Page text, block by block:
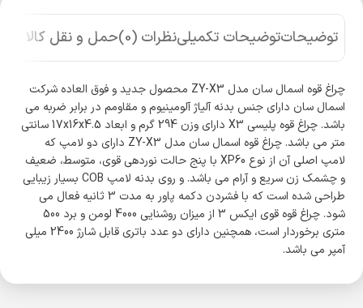
توضیحاتتوضیحات تکمیلینظرات (0) حمل و نقل کالا
چراغ قوه اسمال سان مدل ZY-X3 محصول جدید و فوق العاده شرکت
اسمال سان دارای جنس بدنه آلیاژ آلومینیوم و مقاومم در برابر ضربه می
باشد. چراغ قوه پلیسی X3 دارای وزن 294 گرم و ابعاد 17x16x4.5 سانتی
متر می باشد. چراغ قوه اسمال سان مدل ZY-X3 دارای دو لامپ که
لامپ اصلی آن از نوع XP60 با پنج حالت نوردهی قوی، متوسط، ضعیف
و چشمک زن سریع و آرام می باشد. و روی بدنه لامپ COB بسیار زیبایی
طراحی شده است که با فشردن دکمه پاور به مدت 3 ثانیه فعال می
شود. چراغ قوه قوی ایکس 3 از میزان روشنایی 4000 لومن و برد 500
متری برخوردار است، همچنین دارای دو عدد باتری قابل شارژ 2400 میلی
آمپر می باشد.